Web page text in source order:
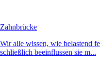
Zahnbrücke
Wir alle wissen, wie belastend
schließlich beeinflussen sie m...